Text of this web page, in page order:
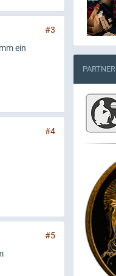
#3
ein
#4
#5
PARTNER